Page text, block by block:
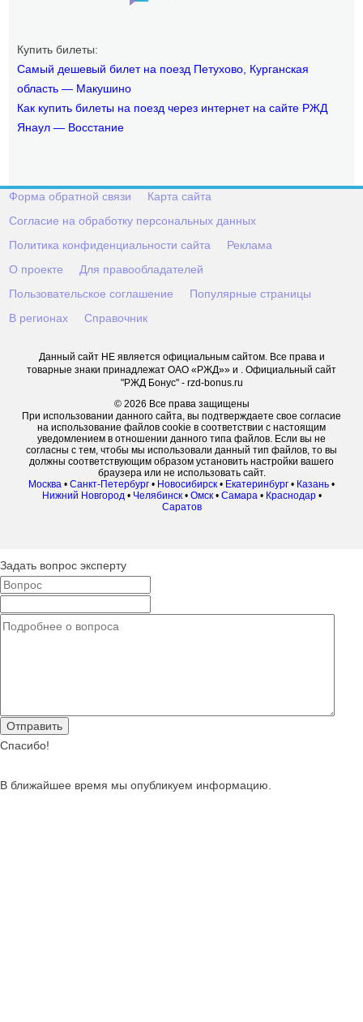
Купить билеты:
Самый дешевый билет на поезд Петухово, Курганская
область — Макушино
Как купить билеты на поезд через интернет на сайте РЖД
Янаул — Восстание
Форма обратной связи
Карта сайта
Согласие на обработку персональных данных
Политика конфиденциальности сайта
Реклама
О проекте
Для правообладателей
Пользовательское соглашение
Популярные страницы
В регионах
Справочник
Данный сайт НЕ является официальным сайтом. Все права и
товарные знаки принадлежат ОАО «РЖД»» и . Официальный сайт
"РЖД Бонус" - rzd-bonus.ru
© 2026 Все права защищены
При использовании данного сайта, вы подтверждаете свое согласие
на использование файлов cookie в соответствии с настоящим
уведомлением в отношении данного типа файлов. Если вы не
согласны с тем, чтобы мы использовали данный тип файлов, то вы
должны соответствующим образом установить настройки вашего
браузера или не использовать сайт.
Москва • Санкт-Петербург • Новосибирск • Екатеринбург • Казань •
Нижний Новгород• Челябинск• Омск• Самара• Краснодар•
Саратов
Задать вопрос эксперту
Спасибо!
В ближайшее время мы опубликуем информацию.